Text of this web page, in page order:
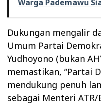
Warga Pademawu
Dukungan mengalir
Umum Partai
Yudhoyono (bukan
memastikan, “Partai
mendukung penuh
sebagai Menteri ATR/